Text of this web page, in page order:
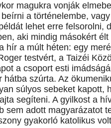
magukra vonják
a történelembe,
lehet erre felsorolni,
aki mindig másokért
hír a múlt héten: egy
testvért, a Taizéi
a csoport esti
szúrta. Az
súlyos sebeket kapott,
segíteni. A gyilkost a
sem adott magyarázatot
gyakorló katolikus